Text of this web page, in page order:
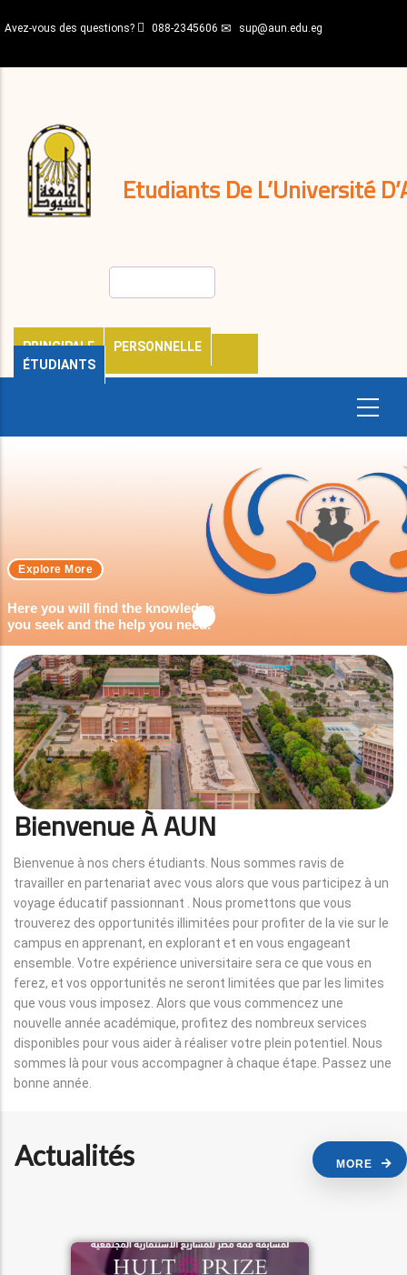
au
principal
Avez-vous des questions? 088-2345606 sup@aun.edu.eg
Etudiants De L’Université
PRINCIPALE
PERSONNELLE
ÉTUDIANTS
décisions
Expatriés
Journal
Here you will find the knowledge
you seek and the help you need.
Explore More
Bienvenue À AUN
Bienvenue à nos chers étudiants. Nous sommes ravis de
travailler en partenariat avec vous alors que vous participez à un
voyage éducatif passionnant . Nous promettons que vous
trouverez des opportunités illimitées pour profiter de la vie sur le
campus en apprenant, en explorant et en vous engageant
ensemble. Votre expérience universitaire sera ce que vous en
ferez, et vos opportunités ne seront limitées que par les limites
que vous vous imposez. Alors que vous commencez une
nouvelle année académique, profitez des nombreux services
disponibles pour vous aider à réaliser votre plein potentiel. Nous
sommes là pour vous accompagner à chaque étape. Passez une
bonne année.
Actualités MORE